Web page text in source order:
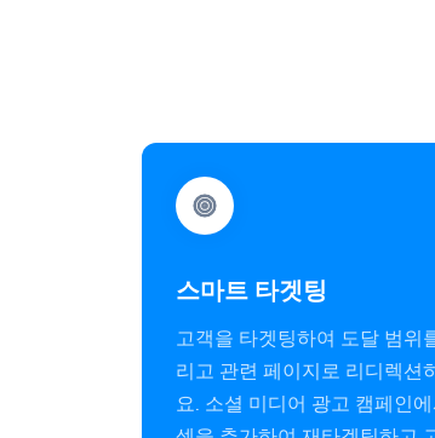
스마트 타겟팅
고객을 타겟팅하여 도달 범위
리고 관련 페이지로 리디렉션
요. 소셜 미디어 광고 캠페인